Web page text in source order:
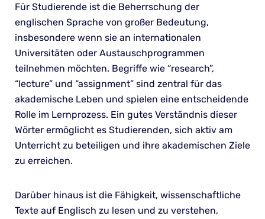
Für Studierende ist die Beherrschung der
englischen Sprache von großer Bedeutung,
insbesondere wenn sie an internationalen
Universitäten oder Austauschprogrammen
teilnehmen möchten. Begriffe wie “research”,
“lecture” und “assignment” sind zentral für das
akademische Leben und spielen eine entscheidende
Rolle im Lernprozess. Ein gutes Verständnis dieser
Wörter ermöglicht es Studierenden, sich aktiv am
Unterricht zu beteiligen und ihre akademischen Ziele
zu erreichen.
Darüber hinaus ist die Fähigkeit, wissenschaftliche
Texte auf Englisch zu lesen und zu verstehen,